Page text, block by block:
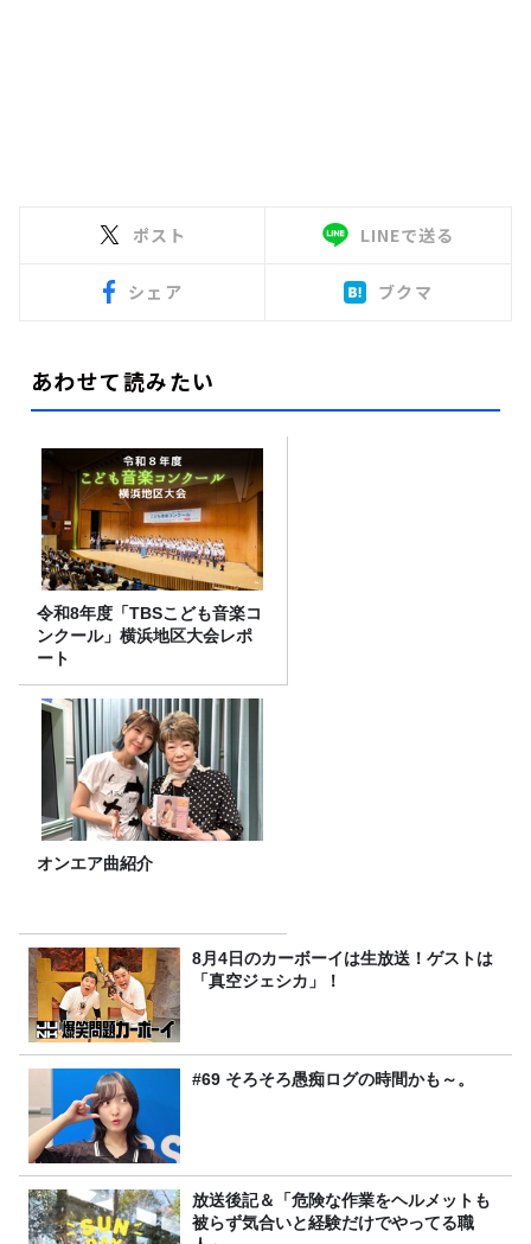
ポスト LINEで送る
シェア ブクマ
あわせて読みたい
令和8年度「TBSこども音楽コ
ンクール」横浜地区大会レポ
ート
オンエア曲紹介
8月4日のカーボーイは生放送！ゲストは
「真空ジェシカ」！
#69 そろそろ愚痴ログの時間かも～。
放送後記＆「危険な作業をヘルメットも
被らず気合いと経験だけでやってる職